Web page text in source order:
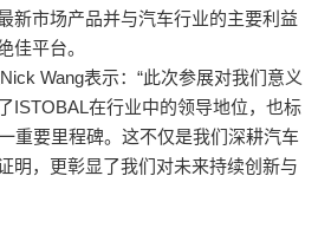
新市场产品并与汽车行业的主要利益
佳平台。
Wang表示：“此次参展对我们意义
ISTOBAL在行业中的领导地位，也标
重要里程碑。这不仅是我们深耕汽车
明，更彰显了我们对未来持续创新与